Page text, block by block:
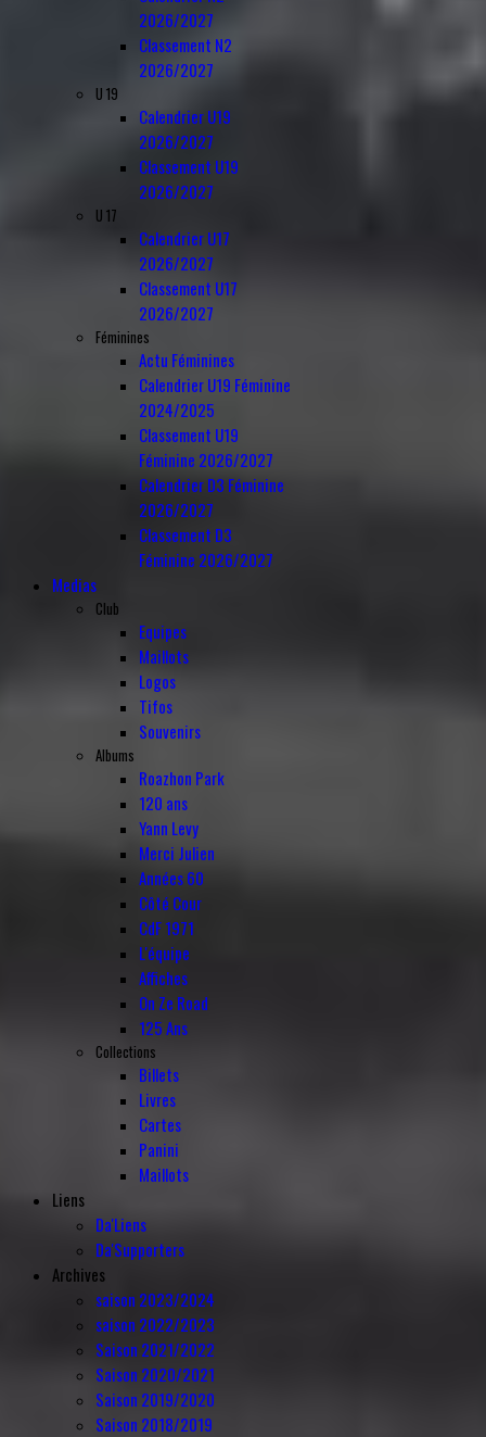
2026/2027
Classement N2
2026/2027
U 19
Calendrier U19
2026/2027
Classement U19
2026/2027
U 17
Calendrier U17
2026/2027
Classement U17
2026/2027
Féminines
Actu Féminines
Calendrier U19 Féminine
2024/2025
Classement U19
Féminine 2026/2027
Calendrier D3 Féminine
2026/2027
Classement D3
Féminine 2026/2027
Medias
Club
Equipes
Maillots
Logos
Tifos
Souvenirs
Albums
Roazhon Park
120 ans
Yann Levy
Merci Julien
Années 60
Côté Cour
CdF 1971
L'équipe
Affiches
On Ze Road
125 Ans
Collections
Billets
Livres
Cartes
Panini
Maillots
Liens
Da'Liens
Da'Supporters
Archives
saison 2023/2024
saison 2022/2023
Saison 2021/2022
Saison 2020/2021
Saison 2019/2020
Saison 2018/2019